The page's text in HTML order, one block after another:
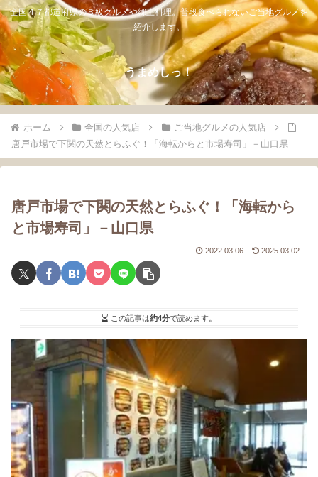
全国４７都道府県のＢ級グルメや郷土料理。普段食べられないご当地グルメを
紹介します。
うまめしっ！
ホーム 全国の人気店
ご当地グルメの人気店
唐戸市場で下関の天然とらふぐ！「海転からと市場寿司」－山口県
唐戸市場で下関の天然とらふぐ！「海転から
と市場寿司」－山口県
2022.03.06 2025.03.02
この記事は約4分で読めます。